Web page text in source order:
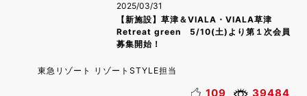
2025/03/31
【新施設】草津＆VIALA・VIALA草津
Retreat green 5/10(土)より第１次会員
募集開始！
東急リゾート リゾートSTYLE担当
109 39484